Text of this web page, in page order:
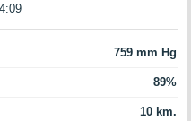
759 mm Hg
89%
10 km.